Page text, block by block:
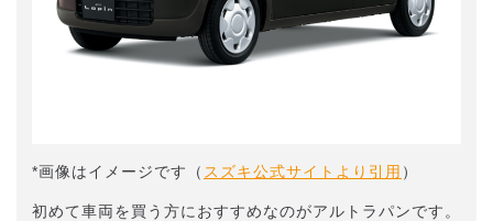
*画像はイメージです（ スズキ公式サイトより引用 ）
初めて車両を買う方におすすめなのがアルトラパンです。